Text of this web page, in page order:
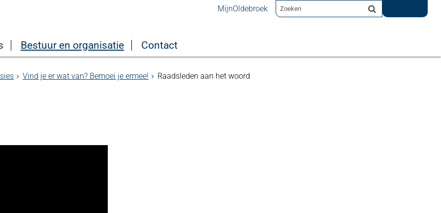
MijnOldebroek
Bestuur en organisatie Contact
Vind je er wat van? Bemoei je ermee! Raadsleden aan het woord